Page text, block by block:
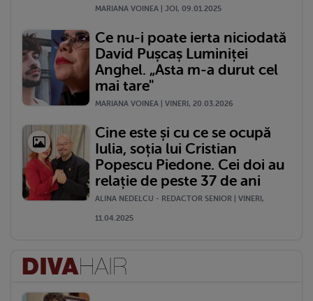
MARIANA VOINEA | JOI, 09.01.2025
Ce nu-i poate ierta niciodată
David Pușcaș Luminiței
Anghel. „Asta m-a durut cel
mai tare"
MARIANA VOINEA | VINERI, 20.03.2026
Cine este și cu ce se ocupă
Iulia, soția lui Cristian
Popescu Piedone. Cei doi au
relație de peste 37 de ani
ALINA NEDELCU - REDACTOR SENIOR | VINERI,
11.04.2025